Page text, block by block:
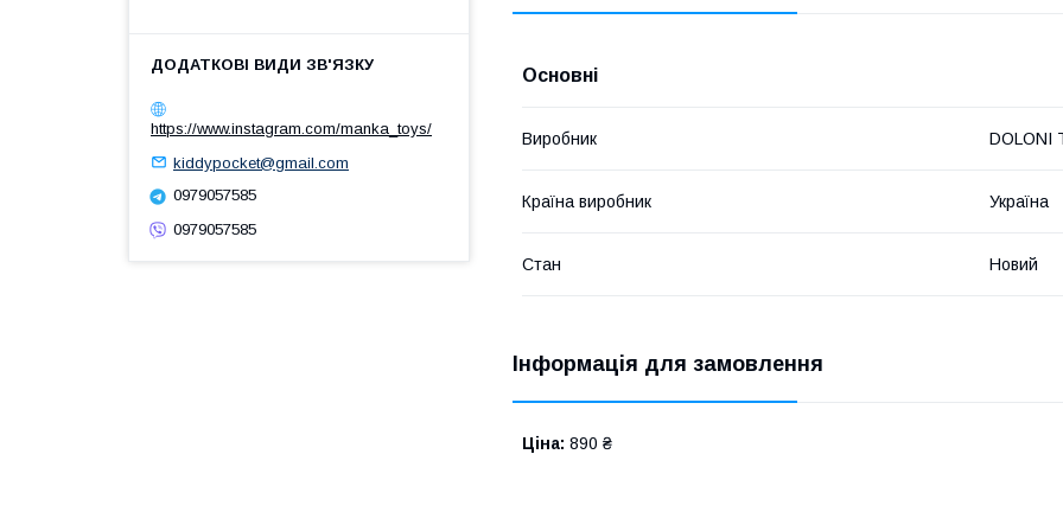
Основні
Виробник DOLONI
Країна виробник Україна
Стан Новий
Інформація для замовлення
Ціна: 890 ₴
https://www.instagram.com/manka_toys/
kiddypocket@gmail.com
0979057585
0979057585